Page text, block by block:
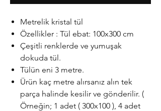
Metrelik kristal tül
Özellikler : Tül ebat: 100x300 cm
Çeşitli renklerde ve yumuşak
dokuda tül.
Tülün eni 3 metre.
Ürün kaç metre alırsanız alın tek
parça halinde kesilir ve gönderilir. (
Örneğin; 1 adet ( 300x100 ), 4 adet